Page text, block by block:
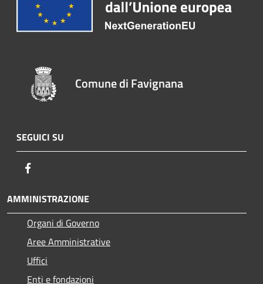
Comune di Favignana
SEGUICI SU
AMMINISTRAZIONE
Organi di Governo
Aree Amministrative
Uffici
Enti e fondazioni